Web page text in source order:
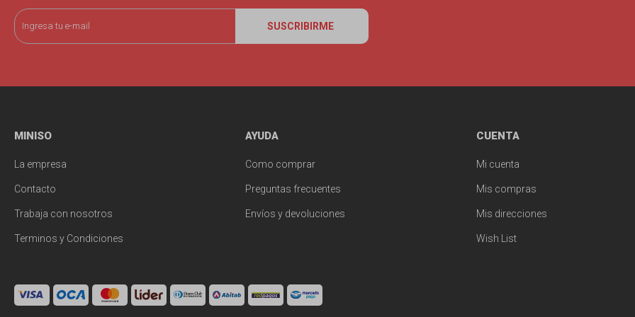
SUSCRIBIRME
MINISO
La empresa
Contacto
Trabaja con nosotros
Terminos y Condiciones
AYUDA
Como comprar
Preguntas frecuentes
Envíos y devoluciones
CUENTA
Mi cuenta
Mis compras
Mis direcciones
Wish List